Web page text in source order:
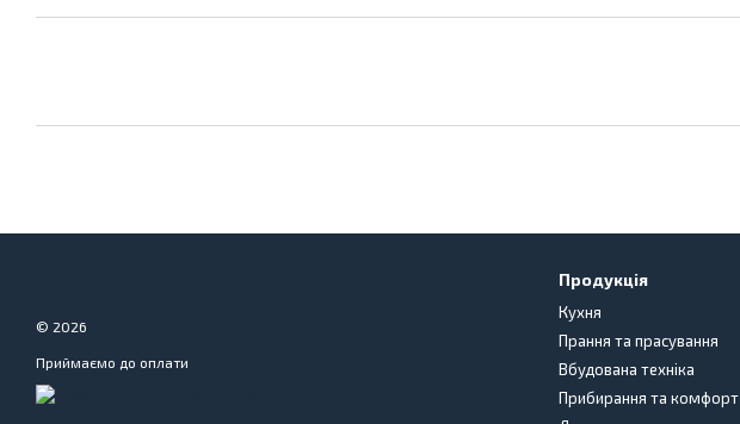
© 2026
Приймаємо до оплати
Продукція
Кухня
Прання та прасування
Вбудована техніка
Прибирання та комфорт